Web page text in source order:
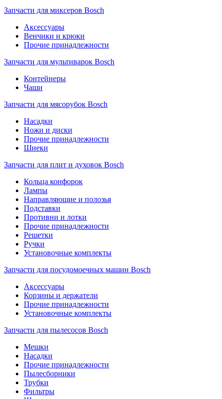
Запчасти для миксеров Bosch
Аксессуары
Венчики и крюки
Прочие принадлежности
Запчасти для мультиварок Bosch
Контейнеры
Чаши
Запчасти для мясорубок Bosch
Насадки
Ножи и диски
Прочие принадлежности
Шнеки
Запчасти для плит и духовок Bosch
Кольца конфорок
Лампы
Направляющие и полозья
Подставки
Противни и лотки
Прочие принадлежности
Решетки
Ручки
Установочные комплекты
Запчасти для посудомоечных машин Bosch
Аксессуары
Корзины и держатели
Прочие принадлежности
Установочные комплекты
Запчасти для пылесосов Bosch
Мешки
Насадки
Прочие принадлежности
Пылесборники
Трубки
Фильтры